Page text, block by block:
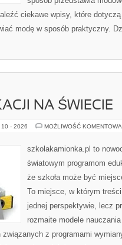
ciekawe wpisy, które
modę w sposób praktyczny.
NA ŚWIECIE
10 - 2026 MOŻLIWOŚĆ
szkolakamionka.pl to
światowym programom
że szkoła może być
To miejsce, w którym
jednej perspektywie, lecz
rozmaite modele
z programami